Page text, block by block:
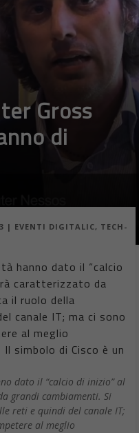
Gross
di
| EVENTI DIGITALIC, TECH-
hanno dato il “calcio
caratterizzato da
il ruolo della
canale IT; ma ci sono
al meglio
simbolo di Cisco è un
dato il “calcio di inizio” al
grandi cambiamenti. Si
reti e quindi del canale IT;
al meglio